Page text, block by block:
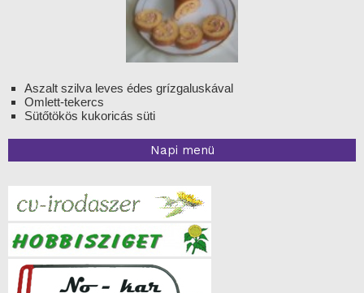
Aszalt szilva leves édes grízgaluskával
Omlett-tekercs
Sütőtökös kukoricás süti
Napi menü